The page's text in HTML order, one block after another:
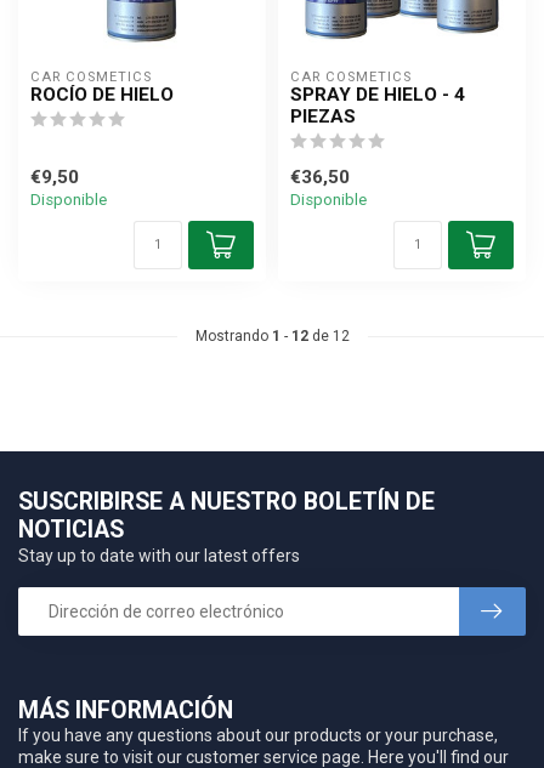
CAR COSMETICS
ROCÍO DE HIELO
€9,50
Disponible
CAR COSMETICS
SPRAY DE HIELO - 4
PIEZAS
€36,50
Disponible
Mostrando 1 - 12de 12
MÁS INFORMACIÓN
If you have any questions about our products or your purchase,
make sure to visit our customer service page. Here you'll find our
SUSCRIBIRSE A NUESTRO BOLETÍN DE
NOTICIAS
Stay up to date with our latest offers